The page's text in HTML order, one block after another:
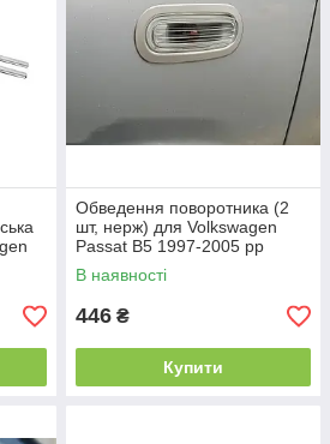
Обведення поворотника (2
шт, нерж) для Volkswagen
Passat B5 1997-2005 рр
В наявності
446 ₴
Купити